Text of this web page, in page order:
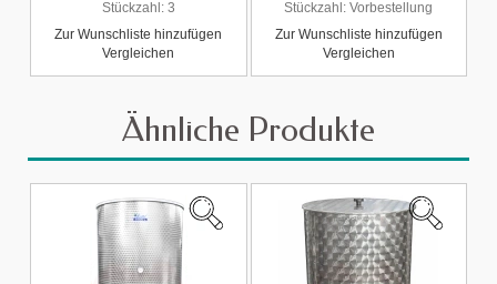
Stückzahl:3
Zur Wunschliste hinzufügen
Vergleichen
Stückzahl: Vorbestellung
Zur Wunschliste hinzufügen
Vergleichen
Ähnliche Produkte